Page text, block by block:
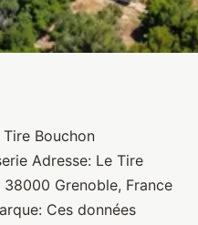
de lecture
Bouchon
Adresse: Le Tire
38000 Grenoble, France
Ces données